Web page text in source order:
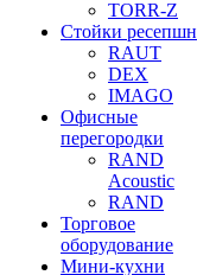
TORR-Z
Стойки ресепшн
RAUT
DEX
IMAGO
Офисные
перегородки
RAND
Acoustic
RAND
Торговое
оборудование
Мини-кухни